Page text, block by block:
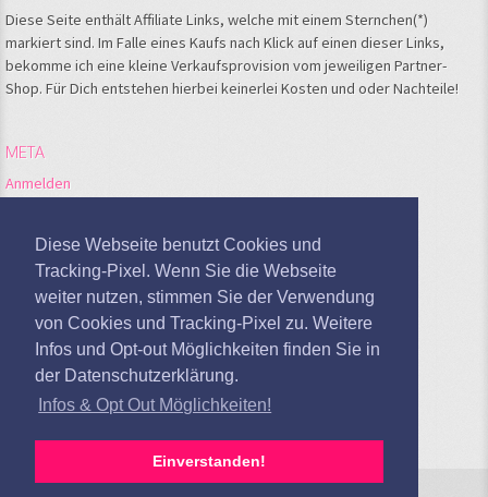
Diese Webseite benutzt Cookies und
Tracking-Pixel. Wenn Sie die Webseite
weiter nutzen, stimmen Sie der Verwendung
von Cookies und Tracking-Pixel zu. Weitere
Infos und Opt-out Möglichkeiten finden Sie in
der Datenschutzerklärung.
Infos & Opt Out Möglichkeiten!
Einverstanden!
Diese Seite enthält Affiliate Links, welche mit einem Sternchen(*)
markiert sind. Im Falle eines Kaufs nach Klick auf einen dieser Links,
bekomme ich eine kleine Verkaufsprovision vom jeweiligen Partner-
Shop. Für Dich entstehen hierbei keinerlei Kosten und oder Nachteile!
META
Anmelden
Kommentare-Feed
Google Analytics deaktivieren